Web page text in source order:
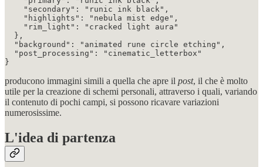
    "secondary": "runic ink black",
    "highlights": "nebula mist edge",
    "rim_light": "cracked light aura"
  },
  "background": "animated rune circle etching",
  "post_processing": "cinematic_letterbox"
producono immagini simili a quella che apre il post, il che è molto
utile per la creazione di schemi personali, attraverso i quali, variando
il contenuto di pochi campi, si possono ricavare variazioni
numerosissime.
L'idea di partenza